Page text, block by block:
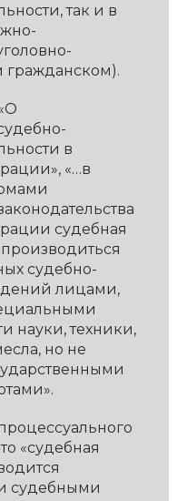
так и в
гражданском).
в
«…в
судебная
судебно-
лицами,
науки, техники,
но не
«судебная
судебными